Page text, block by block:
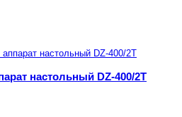
настольный DZ-400/2Т